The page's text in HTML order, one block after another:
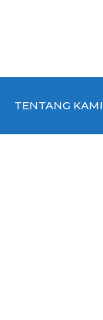
TENTANG KAMI